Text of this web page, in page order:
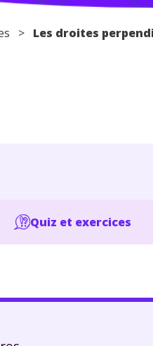
> Les droites
Quiz et exercices